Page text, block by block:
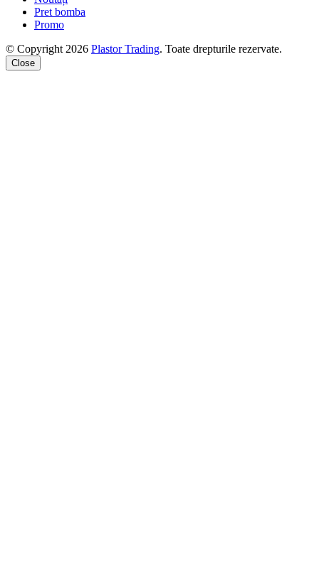
Pret bomba
Promo
© Copyright 2026 Plastor Trading. Toate drepturile rezervate.
Close